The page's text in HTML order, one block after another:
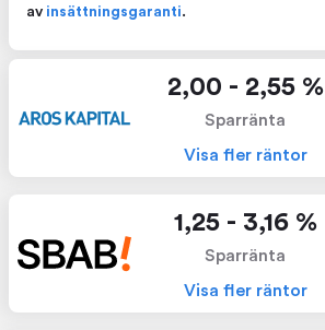
av insättningsgaranti.
2,00 - 2,55 %
Sparränta
Visa fler räntor
1,25 - 3,16 %
Sparränta
Visa fler räntor